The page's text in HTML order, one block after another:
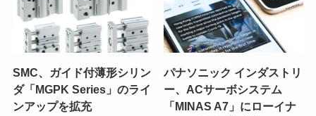
SMC、ガイド付薄形シリン
ダ「MGPK Series」のライ
ンアップを拡充
パナソニック インダストリ
ー、ACサーボシステム
「MINAS A7」にローイナ